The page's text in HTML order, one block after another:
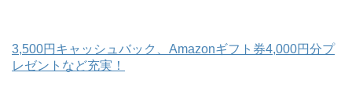
3,500円キャッシュバック、Amazonギフト券4,000円分プ
レゼントなど充実！